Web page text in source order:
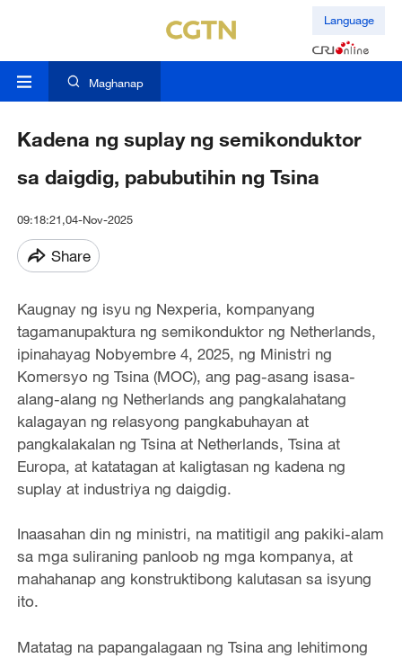
Language
Maghanap
Kadena ng suplay ng semikonduktor
sa daigdig, pabubutihin ng Tsina
09:18:21,04-Nov-2025
Share
Kaugnay ng isyu ng Nexperia, kompanyang
tagamanupaktura ng semikonduktor ng Netherlands,
ipinahayag Nobyembre 4, 2025, ng Ministri ng
Komersyo ng Tsina (MOC), ang pag-asang isasa-
alang-alang ng Netherlands ang pangkalahatang
kalagayan ng relasyong pangkabuhayan at
pangkalakalan ng Tsina at Netherlands, Tsina at
Europa, at katatagan at kaligtasan ng kadena ng
suplay at industriya ng daigdig.
Inaasahan din ng ministri, na matitigil ang pakiki-alam
sa mga suliraning panloob ng mga kompanya, at
mahahanap ang konstruktibong kalutasan sa isyung
ito.
Matatag na papangalagaan ng Tsina ang lehitimong